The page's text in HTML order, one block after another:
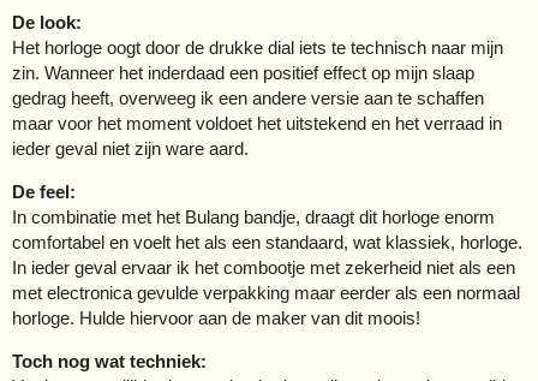
De look:
Het horloge oogt door de drukke dial iets te technisch naar mijn
zin. Wanneer het inderdaad een positief effect op mijn slaap
gedrag heeft, overweeg ik een andere versie aan te schaffen
maar voor het moment voldoet het uitstekend en het verraad in
ieder geval niet zijn ware aard.
De feel:
In combinatie met het Bulang bandje, draagt dit horloge enorm
comfortabel en voelt het als een standaard, wat klassiek, horloge.
In ieder geval ervaar ik het combootje met zekerheid niet als een
met electronica gevulde verpakking maar eerder als een normaal
horloge. Hulde hiervoor aan de maker van dit moois!
Toch nog wat techniek: